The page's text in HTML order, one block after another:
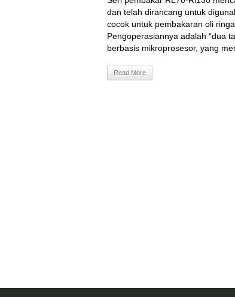
dan telah dirancang untuk
cocok untuk pembakaran oli
Pengoperasiannya adalah “dua
berbasis mikroprosesor, yang
Read More